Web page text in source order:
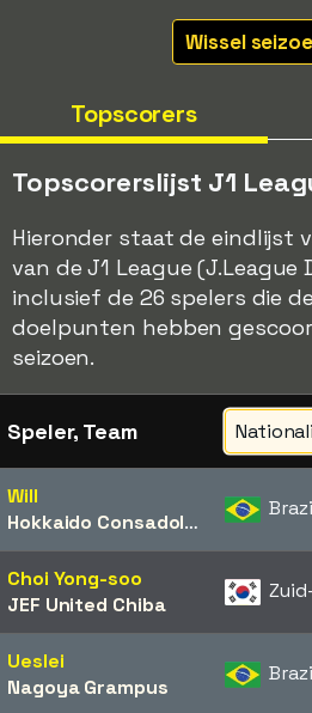
Wissel
Topscorers
Topscorerslijst J1
Hieronder staat de eindlijst
van de J1 League (J.League
inclusief de 26 spelers die
doelpunten hebben
seizoen.
Speler, Team
Will
Hokkaido Consadole Sapporo
Choi Yong-soo
JEF United Chiba
Ueslei
Nagoya Grampus